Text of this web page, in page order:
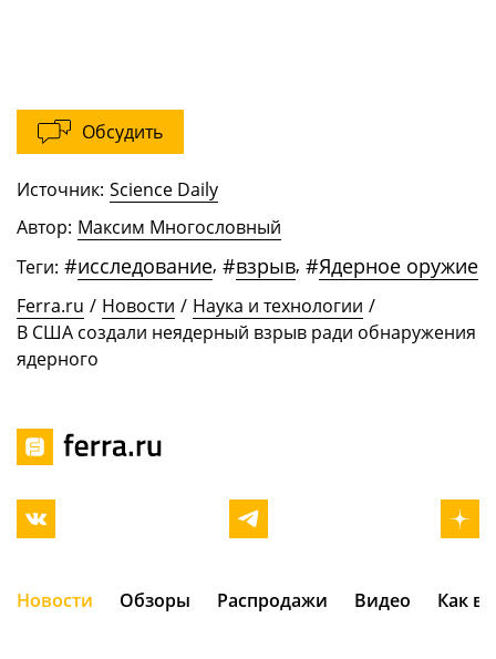
Обсудить
Источник: Science Daily
Автор: Максим Многословный
Теги: #исследование, #взрыв, #Ядерное оружие
Ferra.ru / Новости / Наука и технологии /
В США создали неядерный взрыв ради обнаружения
ядерного
Новости Обзоры Распродажи Видео Как